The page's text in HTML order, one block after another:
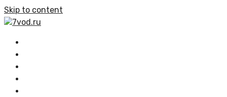
Skip to content
7vod.ru